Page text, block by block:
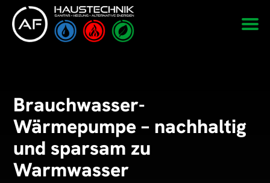
Brauchwasser-
Wärmepumpe – nachhaltig
und sparsam zu
Warmwasser